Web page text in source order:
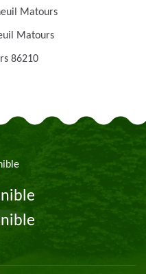
Matours
Matours
86210